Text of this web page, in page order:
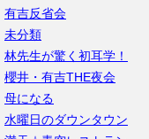
有吉反省会
未分類
林先生が驚く初耳学！
櫻井・有吉THE夜会
母になる
水曜日のダウンタウン